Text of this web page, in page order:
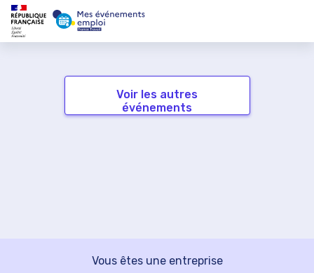
Voir les autres
événements
Vous êtes une entreprise